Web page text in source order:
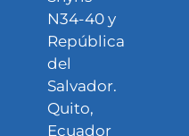
N34-40 y
República
del
Salvador.
Quito,
Ecuador